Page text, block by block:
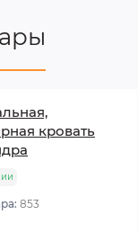
кровать
853